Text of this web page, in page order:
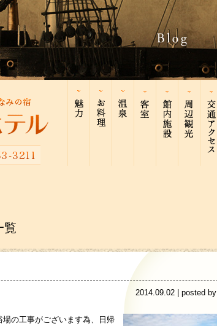
覧
2014.09.02 | posted by
の工事がございます為、日帰